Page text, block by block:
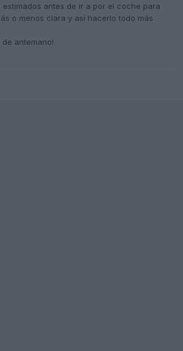
antes de ir a por el coche para
o menos clara y así hacerlo todo más
antemano!